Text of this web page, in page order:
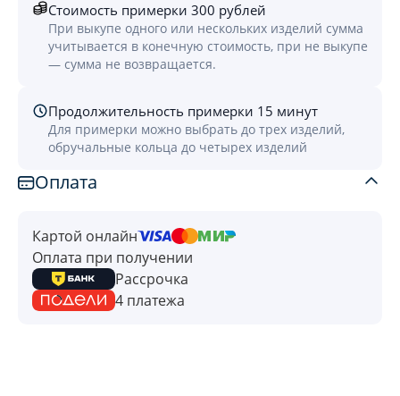
Стоимость примерки 300 рублей
При выкупе одного или нескольких изделий сумма
учитывается в конечную стоимость, при не выкупе
— сумма не возвращается.
Продолжительность примерки 15 минут
Для примерки можно выбрать до трех изделий,
обручальные кольца до четырех изделий
Оплата
Картой онлайн
Оплата при получении
Рассрочка
4 платежа